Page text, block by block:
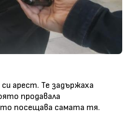
арест. Те задържаха
продавала
посещава самата тя.